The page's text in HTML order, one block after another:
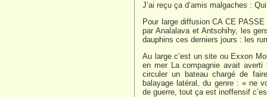
J’ai reçu ça d’amis malgaches :
Pour large diffusion CA CE
par Analalava et Antsohihy, les
dauphins ces derniers jours : les
Au large c’est un site ou Exxon
en mer La compagnie avait averti
circuler un bateau chargé de
balayage latéral, du genre : « ne
de guerre, tout ça est inoffensif